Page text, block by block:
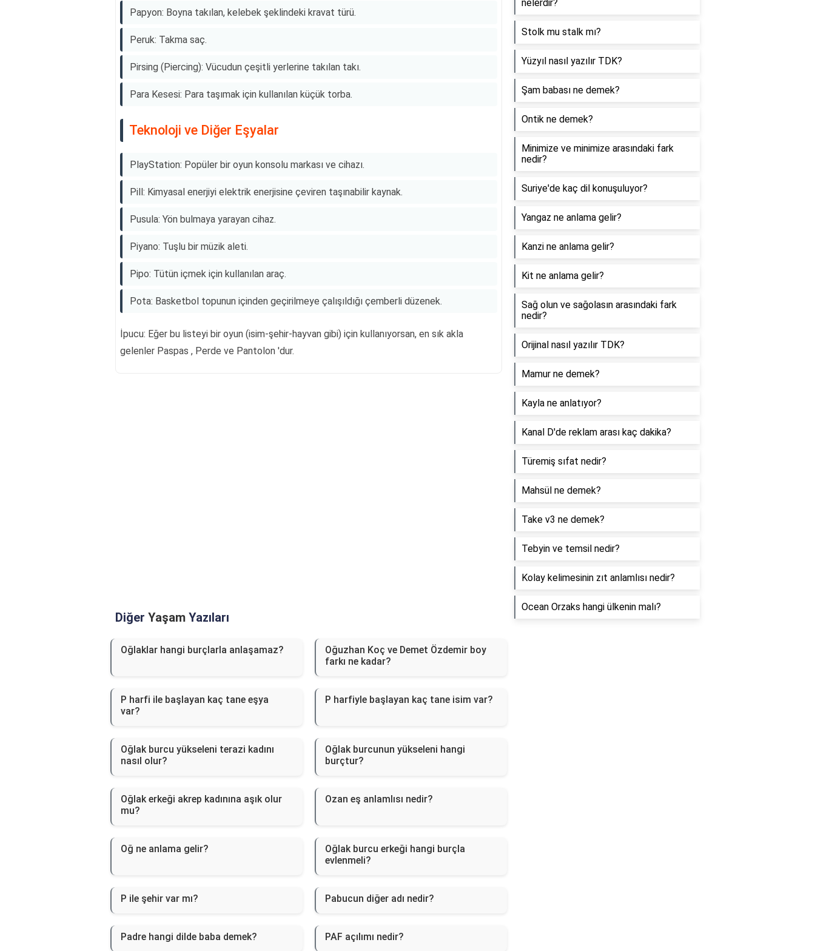
Papyon: Boyna takılan, kelebek şeklindeki kravat türü.
Peruk: Takma saç.
Pirsing (Piercing): Vücudun çeşitli yerlerine takılan takı.
Para Kesesi: Para taşımak için kullanılan küçük torba.
Teknoloji ve Diğer Eşyalar
PlayStation: Popüler bir oyun konsolu markası ve cihazı.
Pill: Kimyasal enerjiyi elektrik enerjisine çeviren taşınabilir kaynak.
Pusula: Yön bulmaya yarayan cihaz.
Piyano: Tuşlu bir müzik aleti.
Pipo: Tütün içmek için kullanılan araç.
Pota: Basketbol topunun içinden geçirilmeye çalışıldığı çemberli düzenek.
İpucu: Eğer bu listeyi bir oyun (isim-şehir-hayvan gibi) için kullanıyorsan, en sık akla
gelenler Paspas , Perde ve Pantolon 'dur.
Diğer Yaşam Yazıları
Oğlaklar hangi burçlarla anlaşamaz?
Oğuzhan Koç ve Demet Özdemir boy
farkı ne kadar?
P harfi ile başlayan kaç tane eşya
var?
P harfiyle başlayan kaç tane isim var?
Oğlak burcu yükseleni terazi kadını
nasıl olur?
Oğlak burcunun yükseleni hangi
burçtur?
Oğlak erkeği akrep kadınına aşık olur
mu?
Ozan eş anlamlısı nedir?
Oğ ne anlama gelir?
Oğlak burcu erkeği hangi burçla
evlenmeli?
P ile şehir var mı? Pabucun diğer adı nedir?
Padre hangi dilde baba demek? PAF açılımı nedir?
nelerdir?
Stolk mu stalk mı?
Yüzyıl nasıl yazılır TDK?
Şam babası ne demek?
Ontik ne demek?
Minimize ve minimize arasındaki fark
nedir?
Suriye'de kaç dil konuşuluyor?
Yangaz ne anlama gelir?
Kanzi ne anlama gelir?
Kit ne anlama gelir?
Sağ olun ve sağolasın arasındaki fark
nedir?
Orijinal nasıl yazılır TDK?
Mamur ne demek?
Kayla ne anlatıyor?
Kanal D'de reklam arası kaç dakika?
Türemiş sıfat nedir?
Mahsül ne demek?
Take v3 ne demek?
Tebyin ve temsil nedir?
Kolay kelimesinin zıt anlamlısı nedir?
Ocean Orzaks hangi ülkenin malı?